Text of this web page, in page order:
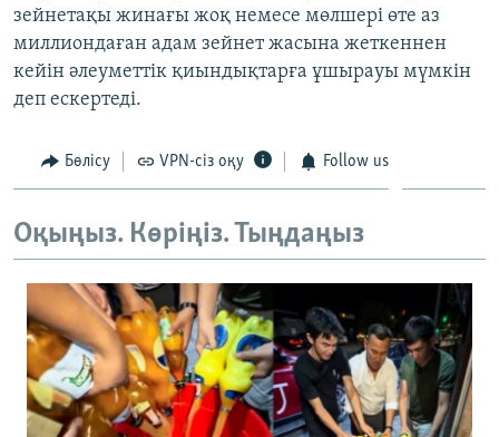
зейнетақы жинағы жоқ немесе мөлшері өте аз
миллиондаған адам зейнет жасына жеткеннен
кейін әлеуметтік қиындықтарға ұшырауы мүмкін
деп ескертеді.
Бөлісу VPN-сіз оқу Follow us
Оқыңыз. Көріңіз. Тыңдаңыз